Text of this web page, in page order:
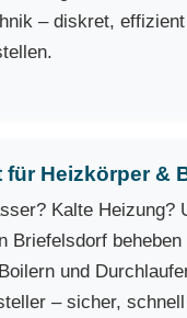
– diskret,
für Heizkörper &
Kalte Heizung?
Briefelsdorf beheben
und
– sicher,